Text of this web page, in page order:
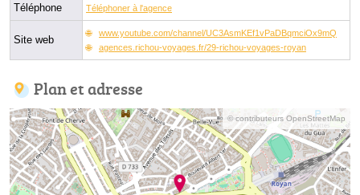
Téléphone Téléphoner à l'agence
Site web
www.youtube.com/channel/UC3AsmKEf1vPaDBqmciOx9mQ
agences.richou-voyages.fr/29-richou-voyages-royan
Plan et adresse
© contributeurs OpenStreetMap